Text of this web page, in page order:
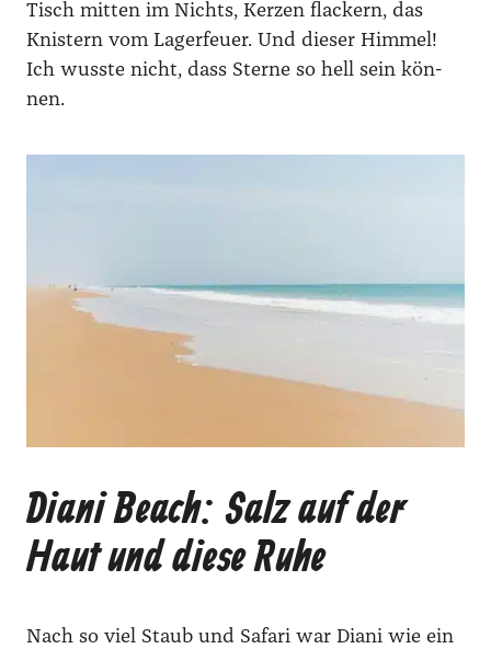
Tisch mit­ten im Nichts, Ker­zen fla­ckern, das
Knis­tern vom Lager­feu­er. Und die­ser Him­mel!
Ich wuss­te nicht, dass Ster­ne so hell sein kön­
nen.
Diani Beach: Salz auf der
Haut und diese Ruhe
Nach so viel Staub und Safa­ri war Dia­ni wie ein